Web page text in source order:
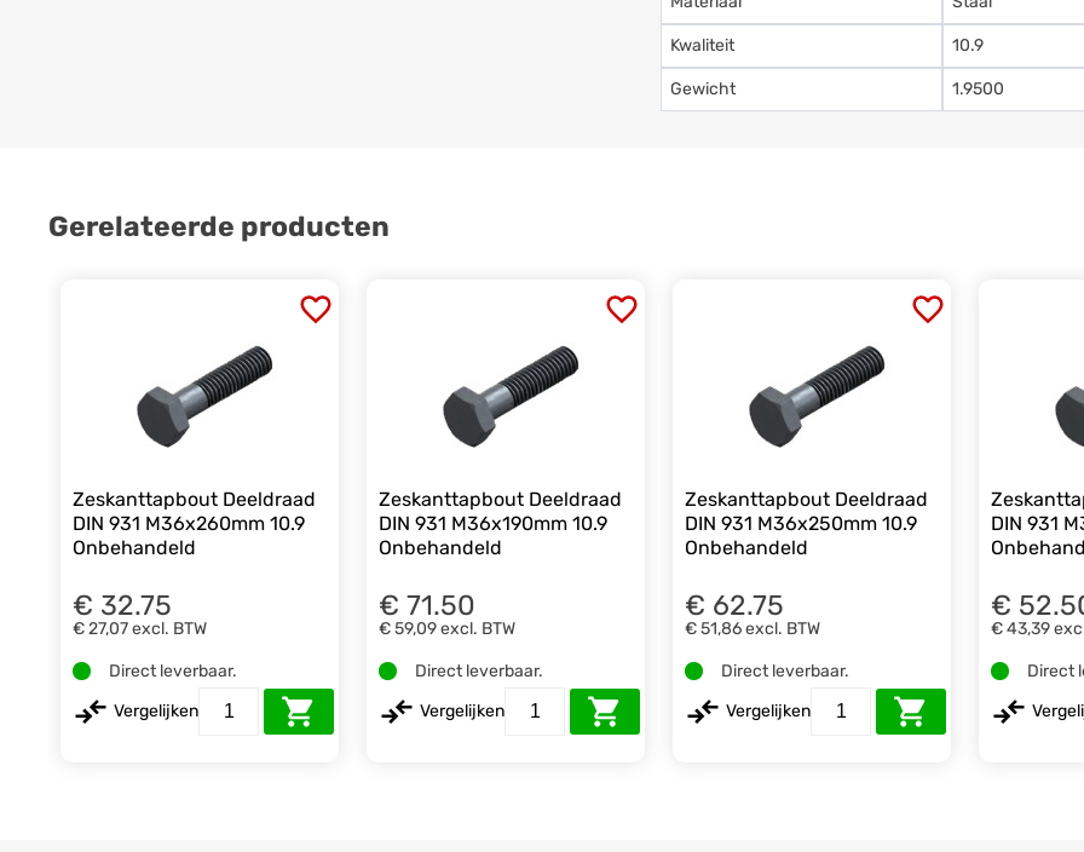
Kwaliteit 10.9
Gewicht 1.9500
Gerelateerde producten
Zeskanttapbout Deeldraad
DIN 931 M36x260mm 10.9
Onbehandeld
€ 32.75
€ 27,07excl. BTW
Direct leverbaar.
Vergelijken
Zeskanttapbout Deeldraad
DIN 931 M36x190mm 10.9
Onbehandeld
€ 71.50
€ 59,09excl. BTW
Direct leverbaar.
Vergelijken
Zeskanttapbout Deeldraad
DIN 931 M36x250mm 10.9
Onbehandeld
€ 62.75
€ 51,86excl. BTW
Direct leverbaar.
Vergelijken
DIN 931
€
€ 43,39
Direct